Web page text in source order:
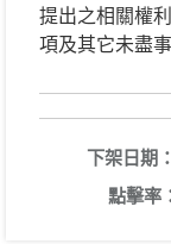
提出之相關權
項及其它未盡
下架日期：
點擊率